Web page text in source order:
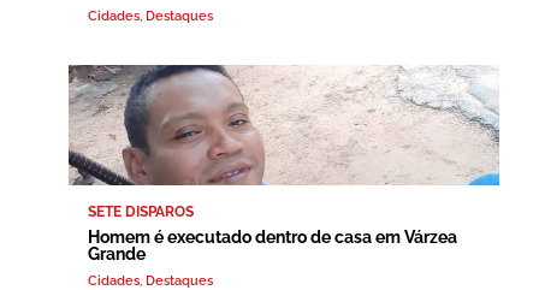
Cidades, Destaques
SETE DISPAROS
Homem é executado dentro de casa em Várzea
Grande
Cidades, Destaques